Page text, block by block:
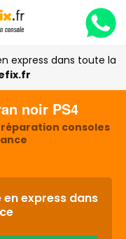
express dans toute la
noir PS4
réparation consoles
express dans